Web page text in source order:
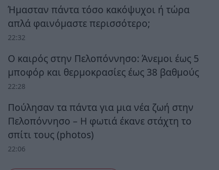
Ήμασταν πάντα τόσο κακόψυχοι ή τώρα
απλά φαινόμαστε περισσότερο;
22:32
Ο καιρός στην Πελοπόννησο: Άνεμοι έως 5
μποφόρ και θερμοκρασίες έως 38 βαθμούς
22:28
Πούλησαν τα πάντα για μια νέα ζωή στην
Πελοπόννησο – Η φωτιά έκανε στάχτη το
σπίτι τους (photos)
22:06